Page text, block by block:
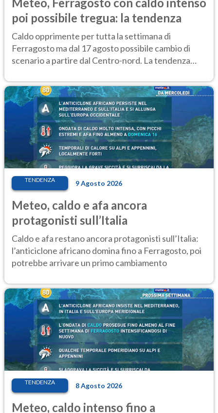
poi possibile tregua: la tendenza
Caldo opprimente per tutta la settimana di
Ferragosto ma dal 17 agosto possibile cambio di
scenario a partire dal Centro-nord. La tendenza
TENDENZA 9 Agosto 2026
Meteo, caldo e afa ancora
protagonisti sull’Italia
Caldo e afa restano ancora protagonisti sull’Italia:
l’anticiclone africano domina fino a Ferragosto, poi
potrebbe arrivare un primo cambiamento
TENDENZA 8 Agosto 2026
Meteo, caldo intenso fino a